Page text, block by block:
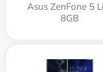
Asus ZenFone 5
8GB